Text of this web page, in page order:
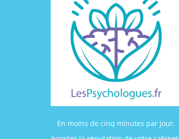
En moins de cinq minutes par jour,